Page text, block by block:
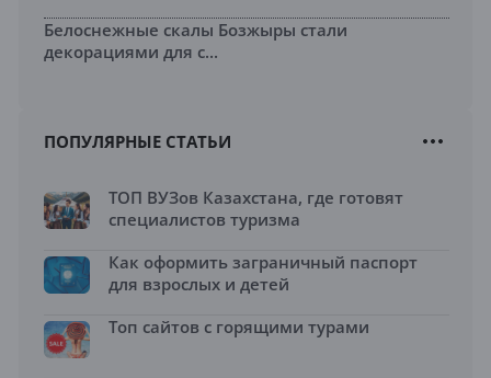
Белоснежные скалы Бозжыры стали
декорациями для с...
ПОПУЛЯРНЫЕ СТАТЬИ
ТОП ВУЗов Казахстана, где готовят
специалистов туризма
Как оформить заграничный паспорт
для взрослых и детей
Топ сайтов с горящими турами